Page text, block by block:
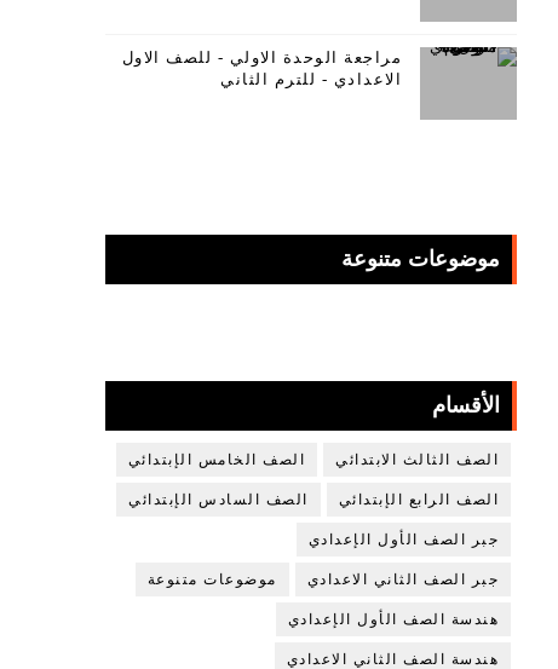
مراجعة الوحدة الاولي - للصف الاول
الاعدادي - للترم الثاني
موضوعات متنوعة
الأقسام
الصف الثالث الابتدائي الصف الخامس الإبتدائي
الصف الرابع الإبتدائي الصف السادس الإبتدائي
جبر الصف الأول الإعدادي
جبر الصف الثاني الاعدادي موضوعات متنوعة
هندسة الصف الأول الإعدادي
هندسة الصف الثاني الاعدادي